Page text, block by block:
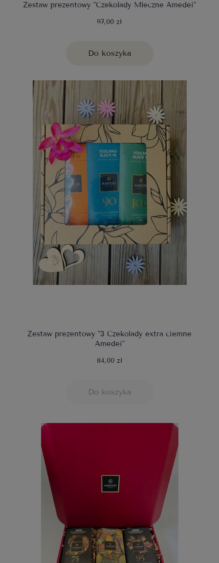
Zestaw prezentowy "Czekolady Mleczne Amedei"
97,00 zł
Do koszyka
Zestaw prezentowy "3 Czekolady extra ciemne
Amedei"
84,00 zł
Do koszyka